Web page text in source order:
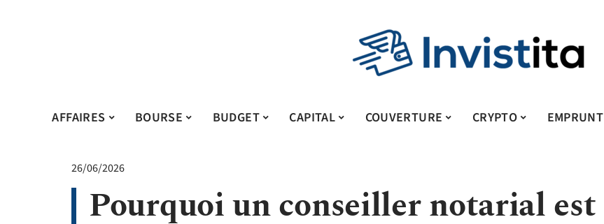
AFFAIRES BOURSE BUDGET CAPITAL COUVERTURE CRYPTO EMPRUNT
26/06/2026
Pourquoi un conseiller notarial est